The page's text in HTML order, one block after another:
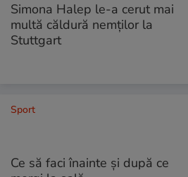
Simona Halep le-a cerut mai
multă căldură nemților la
Stuttgart
Sport
Ce să faci înainte și după ce